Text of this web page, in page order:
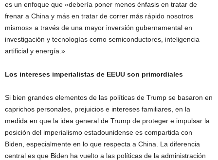
es un enfoque que «debería poner menos énfasis en tratar de
frenar a China y más en tratar de correr más rápido nosotros
mismos» a través de una mayor inversión gubernamental en
investigación y tecnologías como semiconductores, inteligencia
artificial y energía.»
Los intereses imperialistas de EEUU son primordiales
Si bien grandes elementos de las políticas de Trump se basaron en
caprichos personales, prejuicios e intereses familiares, en la
medida en que la idea general de Trump de proteger e impulsar la
posición del imperialismo estadounidense es compartida con
Biden, especialmente en lo que respecta a China. La diferencia
central es que Biden ha vuelto a las políticas de la administración